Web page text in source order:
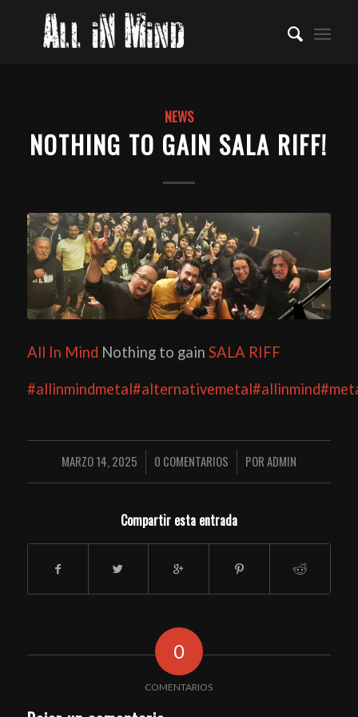
NEWS
NOTHING TO GAIN SALA RIFF!
All In Mind Nothing to gain SALA RIFF
#allinmindmetal#alternativemetal#allinmind
MARZO 14, 2025
/ 0 COMENTARIOS
/ PORADMIN
Compartir esta entrada
0
COMENTARIOS